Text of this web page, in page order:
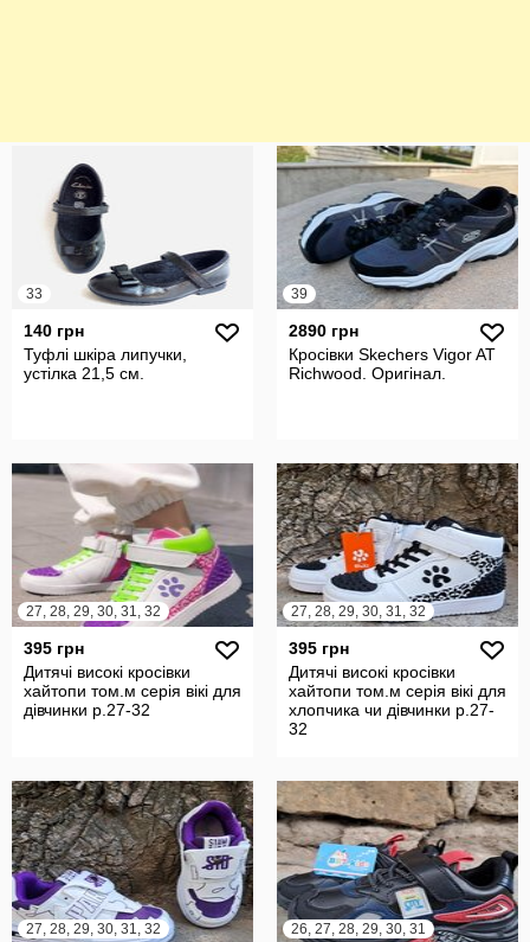
33
140 грн
Туфлі шкіра липучки,
устілка 21,5 см.
39
2890 грн
Кросівки Skechers Vigor AT
Richwood. Оригінал.
27, 28, 29, 30, 31, 32
395 грн
Дитячі високі кросівки
хайтопи том.м серія вікі для
дівчинки р.27-32
27, 28, 29, 30, 31, 32
395 грн
Дитячі високі кросівки
хайтопи том.м серія вікі для
хлопчика чи дівчинки р.27-
32
27, 28, 29, 30, 31, 32 26, 27, 28, 29, 30, 31